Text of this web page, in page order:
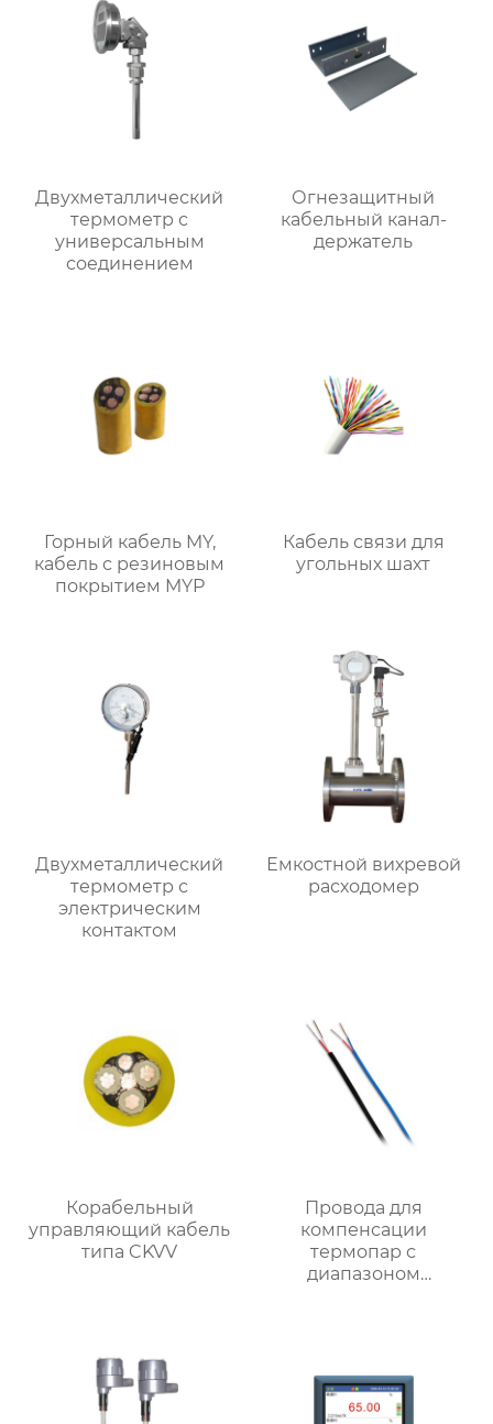
Двухметаллический
термометр с
универсальным
соединением
Огнезащитный
кабельный канал-
держатель
Горный кабель MY,
кабель с резиновым
покрытием MYP
Кабель связи для
угольных шахт
Двухметаллический
термометр с
электрическим
контактом
Емкостной вихревой
расходомер
Корабельный
управляющий кабель
типа CKVV
Провода для
компенсации
термопар с
диапазоном